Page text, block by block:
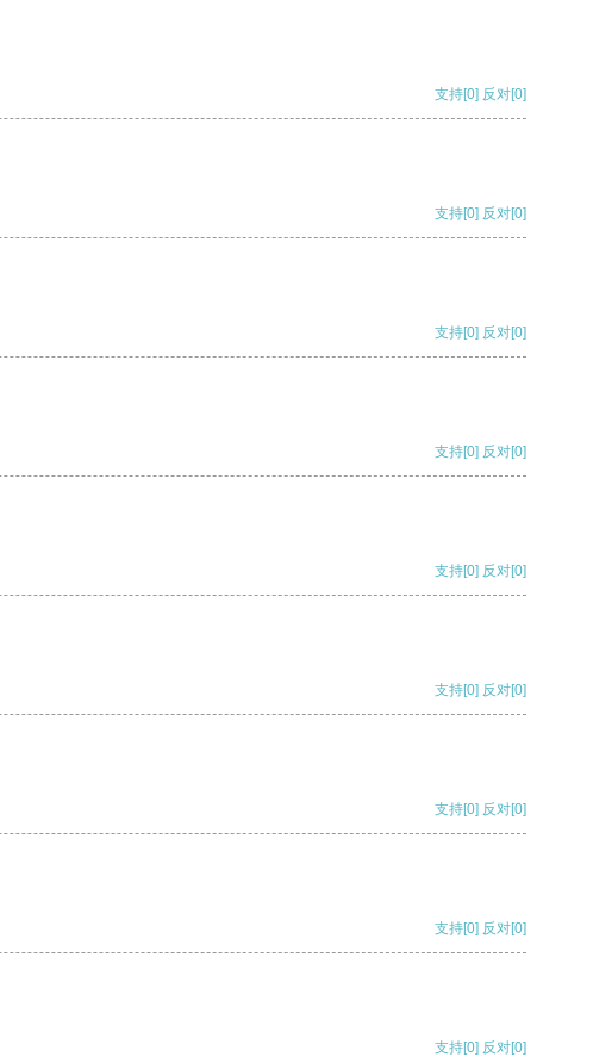
支持[0] 反对[0]
支持[0] 反对[0]
支持[0] 反对[0]
支持[0] 反对[0]
支持[0] 反对[0]
支持[0] 反对[0]
支持[0] 反对[0]
支持[0] 反对[0]
支持[0] 反对[0]